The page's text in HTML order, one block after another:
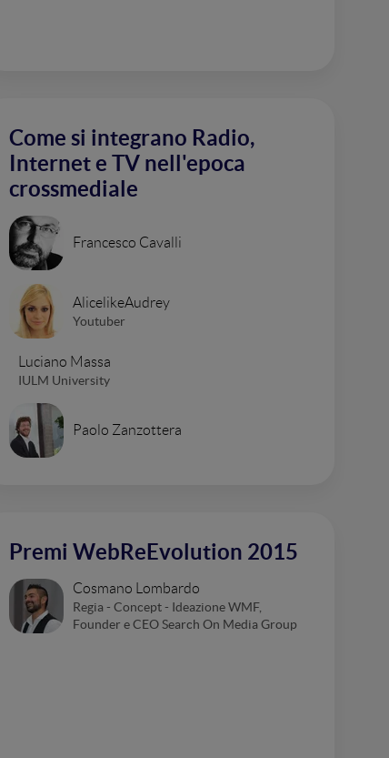
Come si integrano Radio,
Internet e TV nell'epoca
crossmediale
Francesco Cavalli
AlicelikeAudrey
Youtuber
Luciano Massa
IULM University
Paolo Zanzottera
Premi WebReEvolution 2015
Cosmano Lombardo
Regia - Concept - Ideazione WMF,
Founder e CEO Search On Media Group